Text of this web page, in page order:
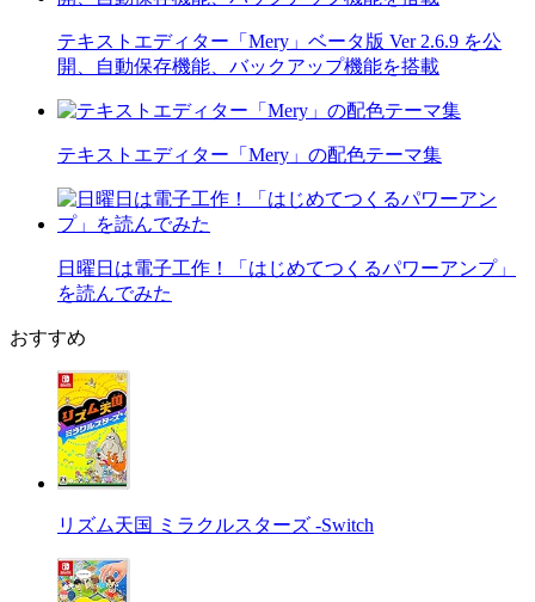
テキストエディター「Mery」ベータ版 Ver 2.6.9 を公
開、自動保存機能、バックアップ機能を搭載
テキストエディター「Mery」の配色テーマ集
日曜日は電子工作！「はじめてつくるパワーアンプ」
を読んでみた
おすすめ
リズム天国 ミラクルスターズ -Switch